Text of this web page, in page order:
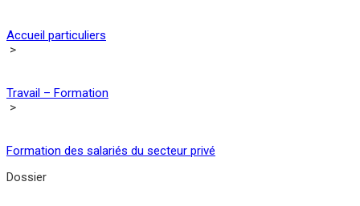
Accueil particuliers
>
Travail – Formation
>
Formation des salariés du secteur privé
Dossier